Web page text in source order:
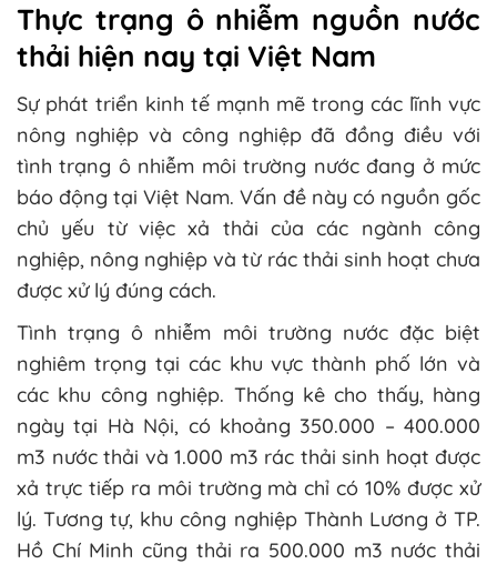
Thực trạng ô nhiễm nguồn nước
thải hiện nay tại Việt Nam
Sự phát triển kinh tế mạnh mẽ trong các lĩnh vực
nông nghiệp và công nghiệp đã đồng điều với
tình trạng ô nhiễm môi trường nước đang ở mức
báo động tại Việt Nam. Vấn đề này có nguồn gốc
chủ yếu từ việc xả thải của các ngành công
nghiệp, nông nghiệp và từ rác thải sinh hoạt chưa
được xử lý đúng cách.
Tình trạng ô nhiễm môi trường nước đặc biệt
nghiêm trọng tại các khu vực thành phố lớn và
các khu công nghiệp. Thống kê cho thấy, hàng
ngày tại Hà Nội, có khoảng 350.000 – 400.000
m3 nước thải và 1.000 m3 rác thải sinh hoạt được
xả trực tiếp ra môi trường mà chỉ có 10% được xử
lý. Tương tự, khu công nghiệp Thành Lương ở TP.
Hồ Chí Minh cũng thải ra 500.000 m3 nước thải